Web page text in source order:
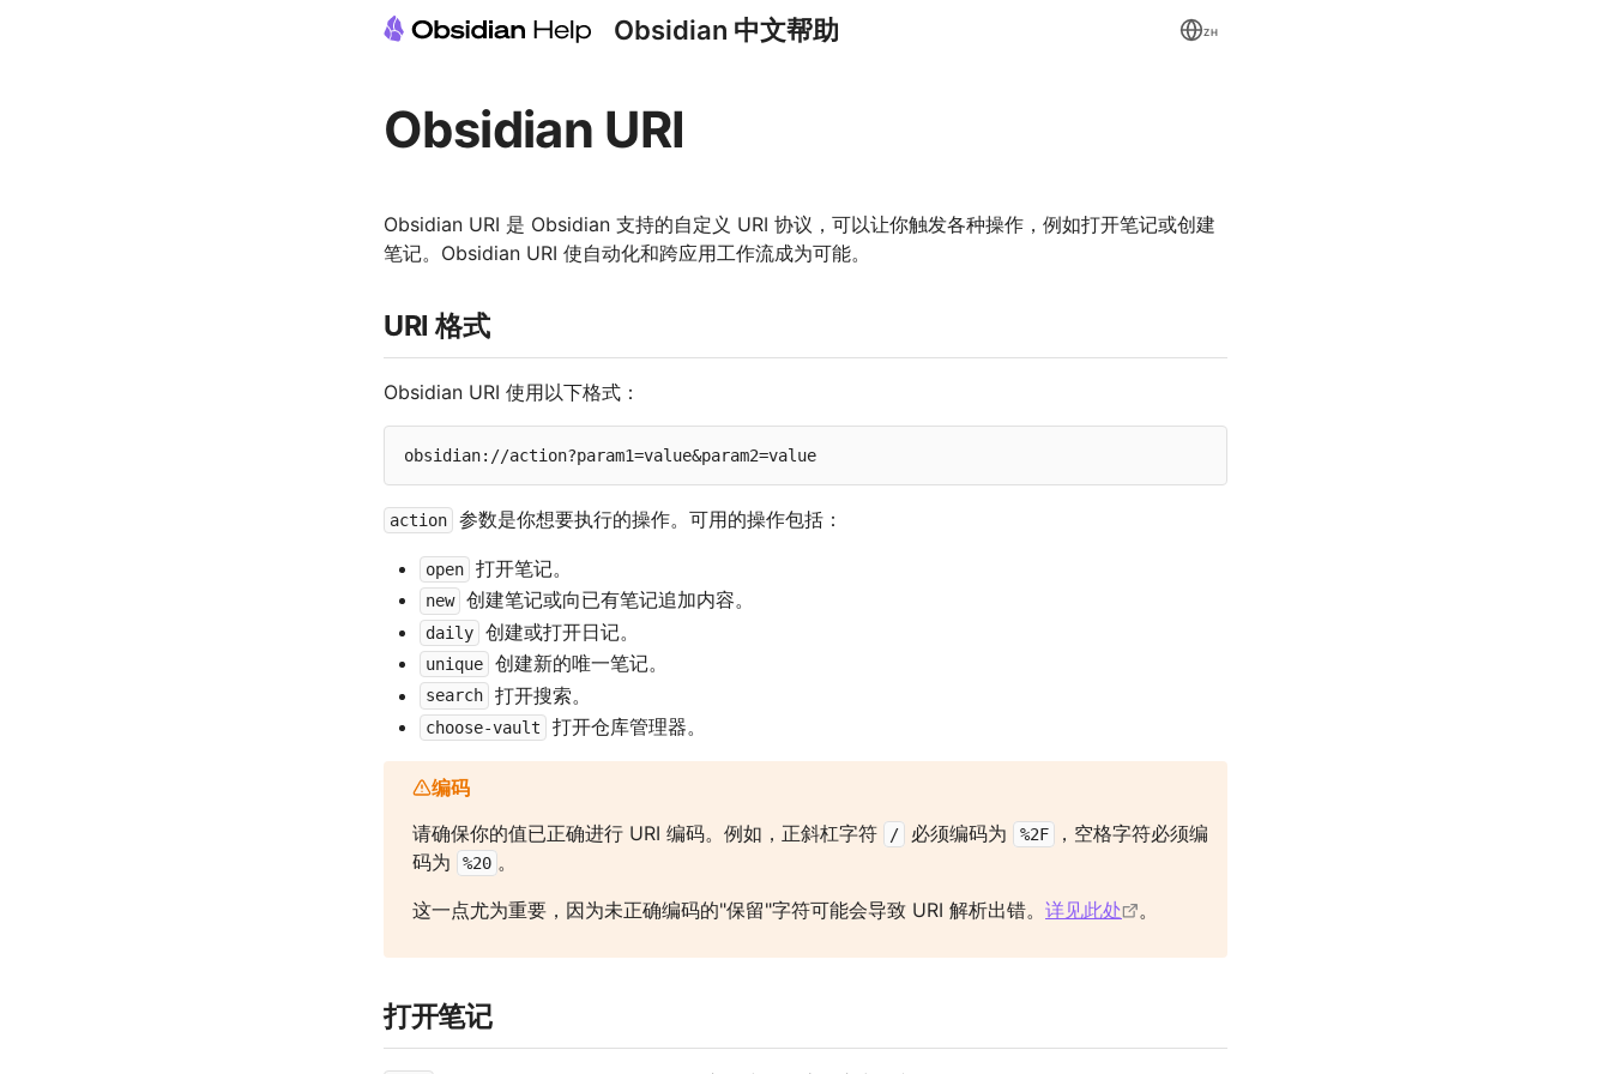
Obsidian 中文帮助 ZH
Obsidian URI
Obsidian URI 是 Obsidian 支持的自定义 URI 协议，可以让你触发各种操作，例如打开笔记或创建
笔记。Obsidian URI 使自动化和跨应用工作流成为可能。
URI 格式
Obsidian URI 使用以下格式：
action 参数是你想要执行的操作。可用的操作包括：
open 打开笔记。
new 创建笔记或向已有笔记追加内容。
daily 创建或打开日记。
unique 创建新的唯一笔记。
search 打开搜索。
choose-vault 打开仓库管理器。
编码
请确保你的值已正确进行 URI 编码。例如，正斜杠字符
/ 必须编码为 %2F
，空格字符必须编
码为
%20 。
这一点尤为重要，因为未正确编码的"保留"字符可能会导致 URI 解析出错。 详见此处 。
打开笔记